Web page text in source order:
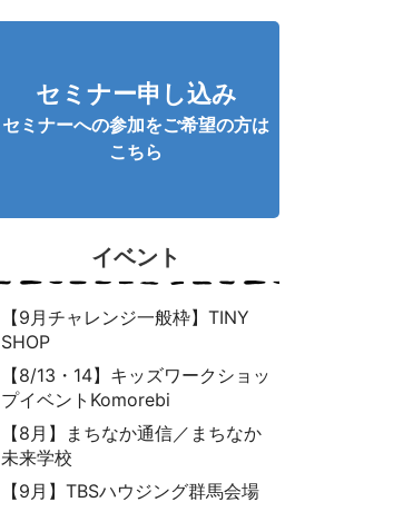
セミナー申し込み
セミナーへの参加をご希望の方は
こちら
イベント
【9月チャレンジ一般枠】TINY
SHOP
【8/13・14】キッズワークショッ
プイベントKomorebi
【8月】まちなか通信／まちなか
未来学校
【9月】TBSハウジング群馬会場